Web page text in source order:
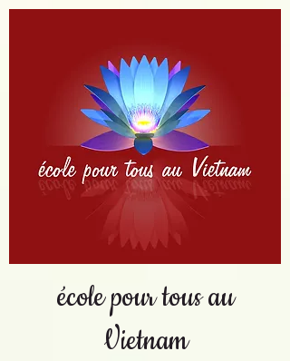
école pour tous au
Vietnam